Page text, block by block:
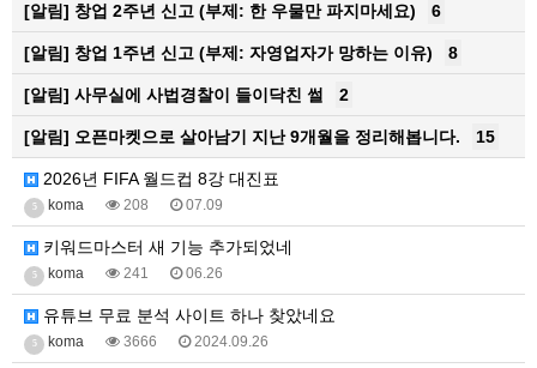
[알림] 창업 2주년 신고 (부제: 한 우물만 파지마세요) 6
[알림] 창업 1주년 신고 (부제: 자영업자가 망하는 이유) 8
[알림] 사무실에 사법경찰이 들이닥친 썰 2
[알림] 오픈마켓으로 살아남기 지난 9개월을 정리해봅니다. 15
2026년 FIFA 월드컵 8강 대진표
5 koma 208 07.09
키워드마스터 새 기능 추가되었네
5 koma 241 06.26
유튜브 무료 분석 사이트 하나 찾았네요
5 koma 3666 2024.09.26